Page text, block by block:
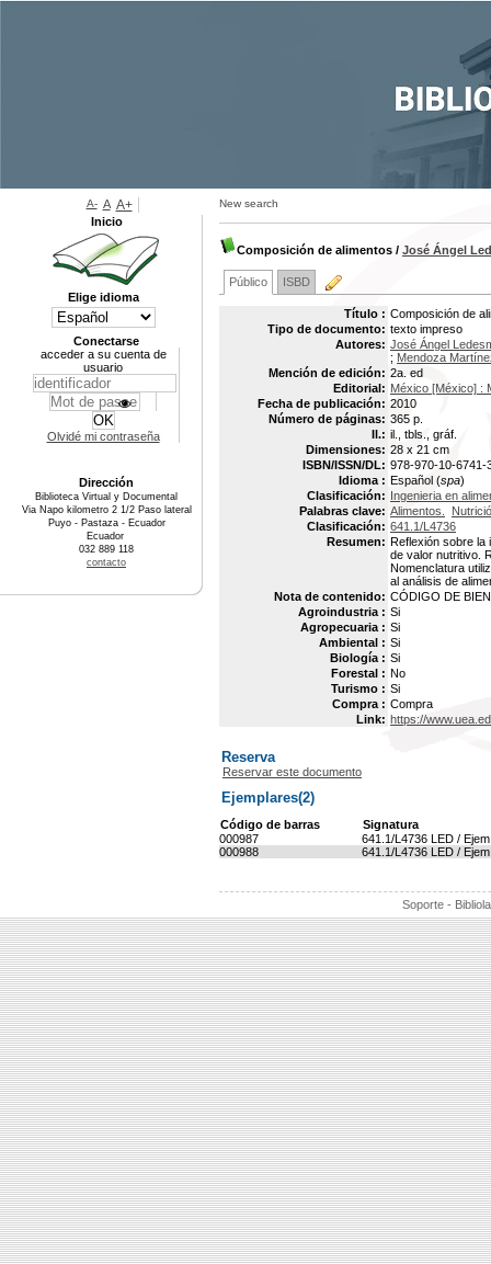
New search
Composición de alimentos / José Ángel
Público ISBD
Título : Composición de
Tipo de documento: texto impreso
Autores: José Ángel
; Mendoza
Mención de edición: 2a. ed
Editorial: México [México] :
Fecha de publicación: 2010
Número de páginas: 365 p.
Il.: il., tbls., gráf.
Dimensiones: 28 x 21 cm
ISBN/ISSN/DL: 978-970-10-6741-
Idioma : Español (spa)
Clasificación: Ingenieria en
Palabras clave: Alimentos.
Clasificación: 641.1/L4736
Resumen: Reflexión sobre la
de valor nutritivo.
Nomenclatura
al análisis de
Nota de contenido: CÓDIGO DE
Agroindustria : Si
Agropecuaria : Si
Ambiental : Si
Biología : Si
Forestal : No
Turismo : Si
Compra : Compra
Link: https://
Reserva
Reservar este documento
Ejemplares(2)
Código de barras
Signatura
000987
641.1/L4736 LED /
000988
641.1/L4736 LED /
Soporte -
A- A A+
Inicio
Elige idioma
Conectarse
acceder a su cuenta de
usuario
Olvidé mi contraseña
Dirección
Biblioteca Virtual y Documental
Via Napo kilometro 2 1/2 Paso lateral
Puyo - Pastaza - Ecuador
Ecuador
032 889 118
contacto